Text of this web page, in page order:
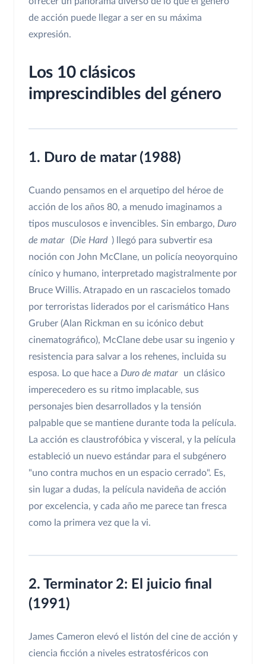
de acción puede llegar a ser en su máxima
expresión.
Los 10 clásicos
imprescindibles del género
1. Duro de matar (1988)
Cuando pensamos en el arquetipo del héroe de
acción de los años 80, a menudo imaginamos a
tipos musculosos e invencibles. Sin embargo, Duro
de matar
(Die Hard ) llegó para subvertir esa
noción con John McClane, un policía neoyorquino
cínico y humano, interpretado magistralmente por
Bruce Willis. Atrapado en un rascacielos tomado
por terroristas liderados por el carismático Hans
Gruber (Alan Rickman en su icónico debut
cinematográfico), McClane debe usar su ingenio y
resistencia para salvar a los rehenes, incluida su
esposa. Lo que hace a Duro de matar
un clásico
imperecedero es su ritmo implacable, sus
personajes bien desarrollados y la tensión
palpable que se mantiene durante toda la película.
La acción es claustrofóbica y visceral, y la película
estableció un nuevo estándar para el subgénero
"uno contra muchos en un espacio cerrado". Es,
sin lugar a dudas, la película navideña de acción
por excelencia, y cada año me parece tan fresca
como la primera vez que la vi.
2. Terminator 2: El juicio final
(1991)
James Cameron elevó el listón del cine de acción y
ciencia ficción a niveles estratosféricos con